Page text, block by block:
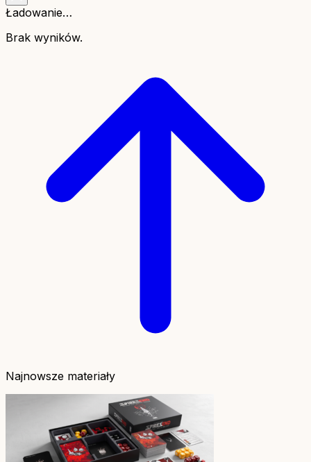
Ładowanie…
Brak wyników.
Najnowsze materiały